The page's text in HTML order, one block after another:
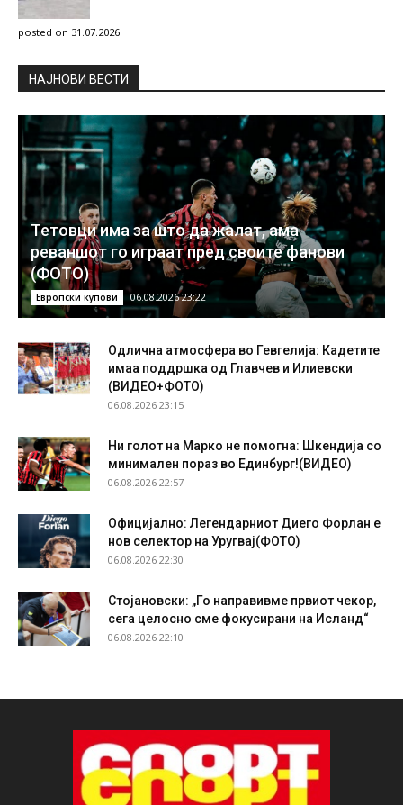
posted on 31.07.2026
НAЈНОВИ ВЕСТИ
Тетовци има за што да жалат, ама
реваншот го играат пред своите фанови
(ФОТО)
Европски купови 06.08.2026 23:22
Одлична атмосфера во Гевгелија: Кадетите
имаа поддршка од Главчев и Илиевски
(ВИДЕО+ФОТО)
06.08.2026 23:15
Ни голот на Марко не помогна: Шкендија со
минимален пораз во Единбург!(ВИДЕО)
06.08.2026 22:57
Официјално: Легендарниот Диего Форлан е
нов селектор на Уругвај(ФОТО)
06.08.2026 22:30
Стојановски: „Го направивме првиот чекор,
сега целосно сме фокусирани на Исланд“
06.08.2026 22:10